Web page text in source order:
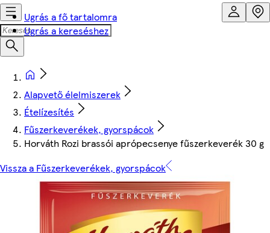
Ugrás a fő tartalomra
Ugrás a kereséshez
Alapvető élelmiszerek
Ételízesítés
Fűszerkeverékek, gyorspácok
Horváth Rozi brassói aprópecsenye fűszerkeverék 30 g
Vissza a Fűszerkeverékek, gyorspácok